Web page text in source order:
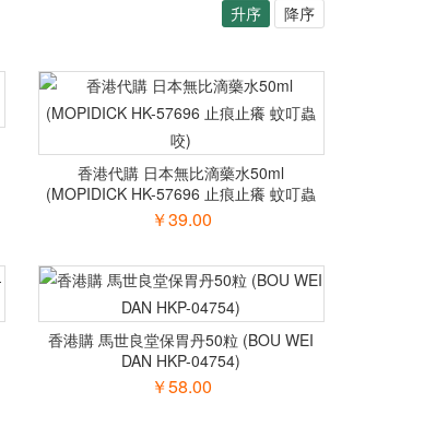
升序 降序
香港代購 日本無比滴藥水50ml
(MOPIDICK HK-57696 止痕止癢 蚊叮蟲
咬)
￥39.00
香港購 馬世良堂保胃丹50粒 (BOU WEI
DAN HKP-04754)
￥58.00